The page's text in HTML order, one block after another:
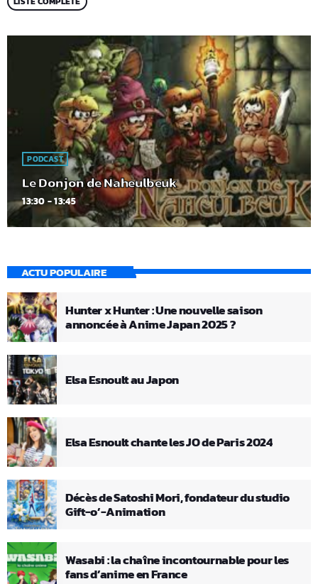
PODCAST
Le Donjon de Naheulbeuk
13:30 - 13:45
ACTU POPULAIRE
Hunter x Hunter : Une nouvelle saison
annoncée à Anime Japan 2025 ?
Elsa Esnoult au Japon
Elsa Esnoult chante les JO de Paris 2024
Décès de Satoshi Mori, fondateur du studio
Gift-o’-Animation
Wasabi : la chaîne incontournable pour les
fans d’anime en France